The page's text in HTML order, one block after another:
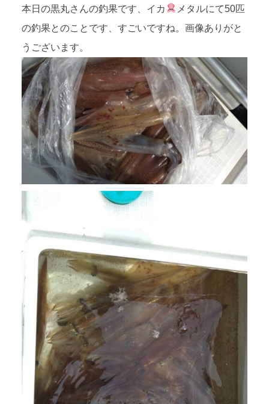
会社概要 リンク
本日の黒丸さんの釣果です、イカ
メタルにて50匹
の釣果とのことです、すごいですね。画像ありがと
うございます。